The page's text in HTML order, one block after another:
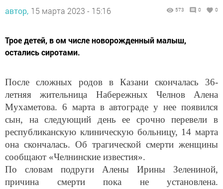
автор, 15 марта 2023 - 15:16 573 0 0
Трое детей, в ом числе новорожденный малыш,
остались сиротами.
После сложных родов в Казани скончалась 36-
летняя жительница Набережных Челнов Алена
Мухаметова. 6 марта в автограде у нее появился
сын, на следующий день ее срочно перевели в
республиканскую клиническую больницу, 14 марта
она скончалась. Об трагической смерти женщины
сообщают «Челнинские известия».
По словам подруги Алены Ирины Зелениной,
причина смерти пока не установлена.